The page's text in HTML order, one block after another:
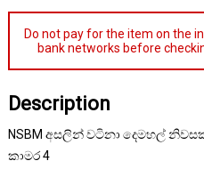
Do not pay for the item on the
bank networks before
Description
NSBM අසලින් වටිනා දෙමහල්
කාමර 4